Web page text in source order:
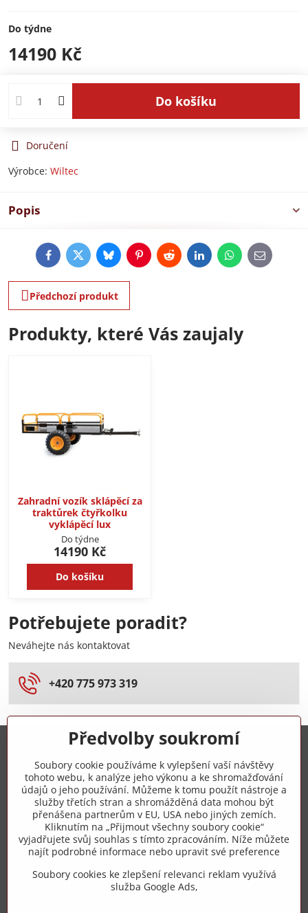
Do týdne
14190 Kč
Do košíku
Doručení
Výrobce: Wiltec
Popis
FacebookTwitterBlueskyPinterestRedditLinkedInWhatsApp
E-
mail
Předchozí produkt
Produkty, které Vás zaujaly
Zahradní vozík sklápěcí za
traktůrek čtyřkolku
vyklápěcí lux
Do týdne
14190 Kč
Do košíku
Potřebujete poradit?
Neváhejte nás kontaktovat
+420 775 973 319
+420 775 973 319
info​@zipzop​.cz
Objednávky
Vše k nákupu
Předvolby soukromí
Soubory cookie používáme k vylepšení vaší návštěvy
tohoto webu, k analýze jeho výkonu a ke shromažďování
údajů o jeho používání. Můžeme k tomu použít nástroje a
služby třetích stran a shromážděná data mohou být
přenášena partnerům v EU, USA nebo jiných zemích.
Kliknutím na „Přijmout všechny soubory cookie“
vyjadřujete svůj souhlas s tímto zpracováním. Níže můžete
najít podrobné informace nebo upravit své preference
Soubory cookies ke zlepšení relevanci reklam využívá
služba Google Ads,